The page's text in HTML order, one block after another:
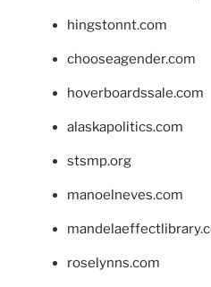
hingstonnt.com
chooseagender.com
hoverboardssale.com
alaskapolitics.com
stsmp.org
manoelneves.com
roselynns.com